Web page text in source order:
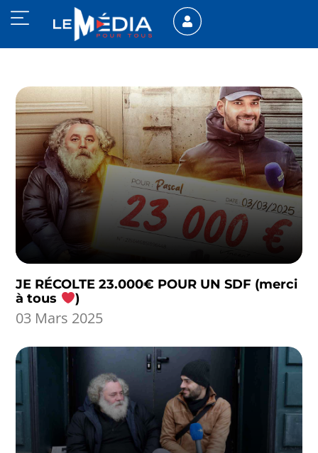
JE RÉCOLTE 23.000€ POUR UN SDF (merci
à tous
)
03 Mars 2025